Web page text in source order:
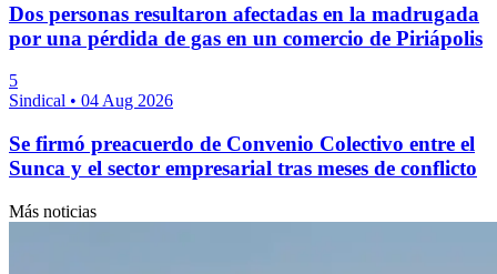
Dos personas resultaron afectadas en la madrugada
por una pérdida de gas en un comercio de Piriápolis
5
Sindical • 04 Aug 2026
Se firmó preacuerdo de Convenio Colectivo entre el
Sunca y el sector empresarial tras meses de conflicto
Más noticias